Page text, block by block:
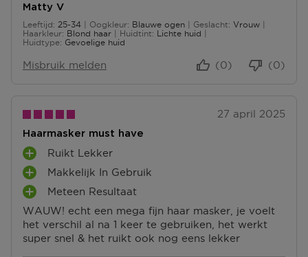
NNMatty V
Leeftijd
25 tot 3425-34 Oogkleur Blauwe ogen Geslacht
Vrouw
Haarkleur
Blond haar Huidtint
Lichte huid
Huidtype
Gevoelige huid
Misbruik melden (0)
(0)
27 april 2025
Haarmasker must have
WAUW! echt een mega fijn haar masker, je voelt
het verschil al na 1 keer te gebruiken, het werkt
super snel & het ruikt ook nog eens lekker
P
L
U
S
P
U
N
Ruikt Lekker
P
L
U
S
Makkelijk In Gebruik
P
L
U
S
Meteen Resultaat